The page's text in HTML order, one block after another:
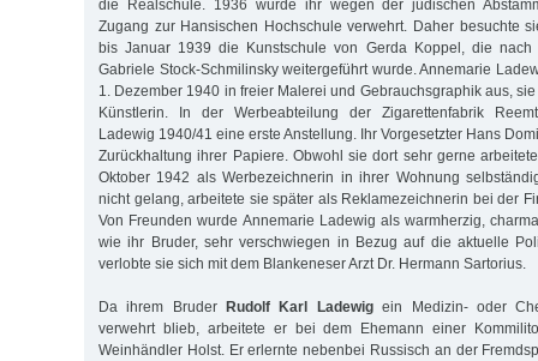
die Realschule. 1936 wurde ihr wegen der jüdischen
Zugang zur Hansischen Hochschule verwehrt. Daher besuchte
bis Januar 1939 die Kunstschule von Gerda Koppel, die nach
Gabriele Stock-Schmilinsky weitergeführt wurde. Annemarie
1. Dezember 1940 in freier Malerei und Gebrauchsgraphik aus,
Künstlerin. In der Werbeabteilung der Zigarettenfabrik
Ladewig 1940/41 eine erste Anstellung. Ihr Vorgesetzter Hans
Zurückhaltung ihrer Papiere. Obwohl sie dort sehr gerne
Oktober 1942 als Werbezeichnerin in ihrer Wohnung
nicht gelang, arbeitete sie später als Reklamezeichnerin bei der
Von Freunden wurde Annemarie Ladewig als warmherzig,
wie ihr Bruder, sehr verschwiegen in Bezug auf die aktuelle
verlobte sie sich mit dem Blankeneser Arzt Dr. Hermann Sartorius.
Da ihrem BruderRudolf Karl Ladewigein Medizin- oder
verwehrt blieb, arbeitete er bei dem Ehemann einer
Weinhändler Holst. Er erlernte nebenbei Russisch an der